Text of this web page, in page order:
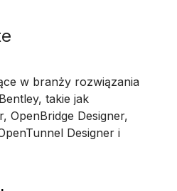
w branży rozwiązania
takie jak
OpenBridge Designer,
Designer i